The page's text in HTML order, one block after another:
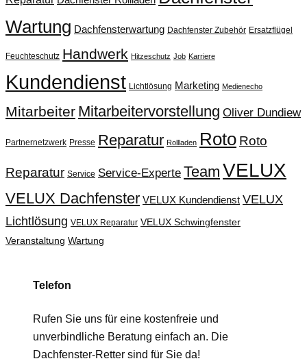
Wartung Dachfensterwartung Dachfenster Zubehör Ersatzflügel
Feuchteschutz Handwerk Hitzeschutz Job Karriere
Kundendienst Lichtlösung Marketing Medienecho
Mitarbeiter Mitarbeitervorstellung Oliver Dundiew
Partnernetzwerk Presse Reparatur Rollladen Roto Roto
Reparatur Service Service-Experte Team VELUX
VELUX Dachfenster VELUX Kundendienst VELUX
Lichtlösung VELUX Reparatur VELUX Schwingfenster
Veranstaltung Wartung
Telefon
Rufen Sie uns für eine kostenfreie und
unverbindliche Beratung einfach an. Die
Dachfenster-Retter sind für Sie da!